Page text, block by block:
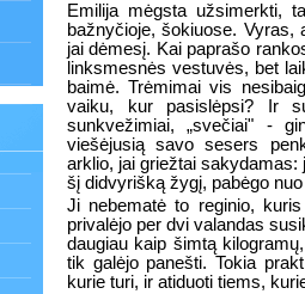
Emilija mėgsta užsimerkti,
bažnyčioje, šokiuose.
jai dėmesį. Kai paprašo
linksmesnės vestuvės, bet
baimė. Trėmimai vis
vaiku, kur pasislėpsi? Ir
sunkvežimiai, „svečiai" -
viešėjusią savo sesers
arklio, jai griežtai
šį didvyrišką žygį, pabėgo
Ji nebematė to reginio,
privalėjo per dvi valandas
daugiau kaip šimtą
tik galėjo panešti. Tokia
kurie turi, ir atiduoti tiems,